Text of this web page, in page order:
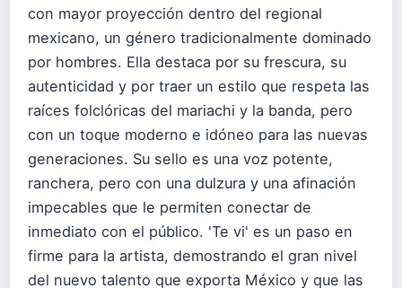
con mayor proyección dentro del regional
mexicano, un género tradicionalmente dominado
por hombres. Ella destaca por su frescura, su
autenticidad y por traer un estilo que respeta las
raíces folclóricas del mariachi y la banda, pero
con un toque moderno e idóneo para las nuevas
generaciones. Su sello es una voz potente,
ranchera, pero con una dulzura y una afinación
impecables que le permiten conectar de
inmediato con el público. 'Te vi' es un paso en
firme para la artista, demostrando el gran nivel
del nuevo talento que exporta México y que las